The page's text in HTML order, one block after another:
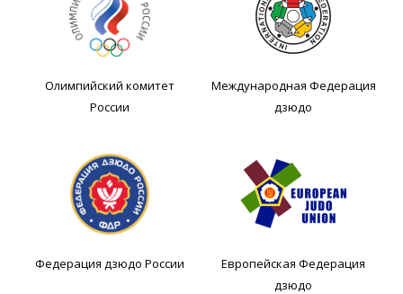
Олимпийский комитет
России
Международная Федерация
дзюдо
Федерация дзюдо России
Европейская Федерация
дзюдо